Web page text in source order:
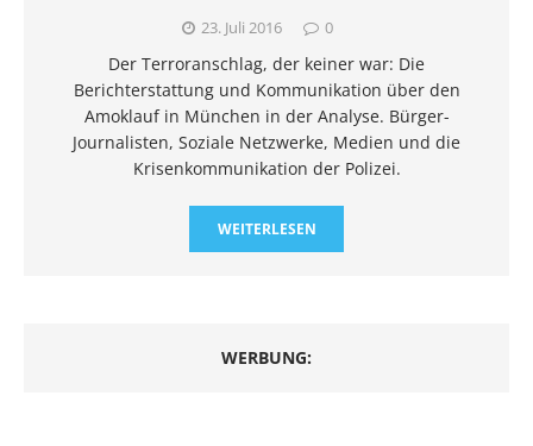
23. Juli 2016 0
Der Terroranschlag, der keiner war: Die
Berichterstattung und Kommunikation über den
Amoklauf in München in der Analyse. Bürger-
Journalisten, Soziale Netzwerke, Medien und die
Krisenkommunikation der Polizei.
WEITERLESEN
WERBUNG: